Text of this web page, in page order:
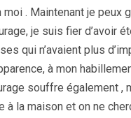
moi . Maintenant je peux
je suis fier d’avoir
qui n’avaient plus
à mon
souffre également ,
à la maison et on ne